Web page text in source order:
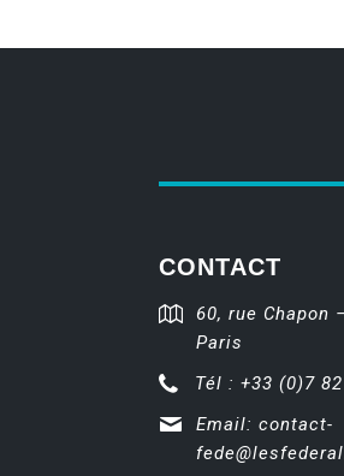
CONTACT
60, rue Chapon
Paris
Tél : +33 (0)7
Email: contact-